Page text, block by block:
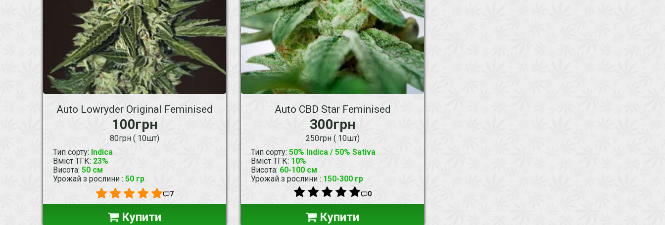
Auto Lowryder Original Feminised
100грн
80грн ( 10шт)
Тип сорту: Indica
Вміст ТГК: 23%
Висота: 50 см
Урожай з рослини : 50 гр
7
Купити
Auto CBD Star Feminised
300грн
250грн ( 10шт)
Тип сорту: 50% Indica / 50% Sativa
Вміст ТГК: 10%
Висота: 60-100 см
Урожай з рослини : 150-300 гр
0
Купити